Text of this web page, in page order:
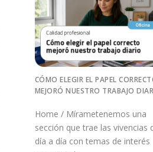
CÓMO ELEGIR EL PAPEL
MEJORÓ NUESTRO TRABAJO
Home / Mírametenemos una
sección que trae las vivencias
día a día con temas de interés